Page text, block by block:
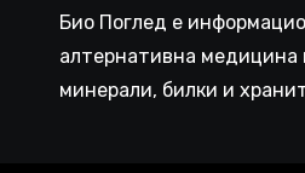
Био Поглед е
алтернативна медицина
минерали, билки и